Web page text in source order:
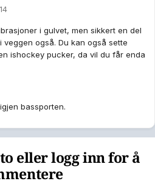
i gulvet, men sikkert en del
også. Du kan også sette
ishockey pucker, da vil du får enda
bassporten.
eller logg inn for å